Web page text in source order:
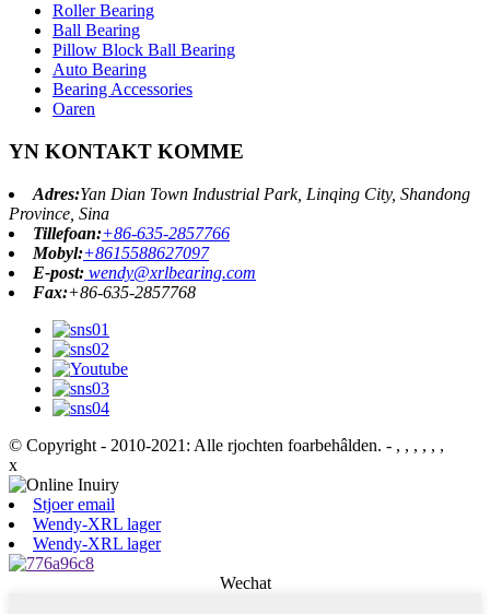
Roller Bearing
Ball Bearing
Pillow Block Ball Bearing
Auto Bearing
Bearing Accessories
Oaren
YN KONTAKT KOMME
Adres:Yan Dian Town Industrial Park, Linqing City, Shandong
Province, Sina
Tillefoan:+86-635-2857766
Mobyl:+8615588627097
E-post: wendy@xrlbearing.com
Fax:+86-635-2857768
© Copyright - 2010-2021: Alle rjochten foarbehâlden. - , , , , , ,
x
Stjoer email
Wendy-XRL lager
Wendy-XRL lager
Wechat